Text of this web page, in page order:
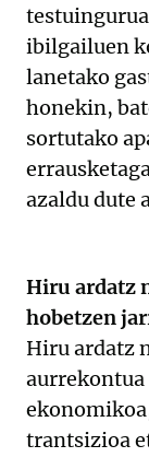
ibilgailuen
lanetako
honekin,
sortutako
azaldu dute
Hiru ardatz
hobetzen
Hiru ardatz
trantsizioa